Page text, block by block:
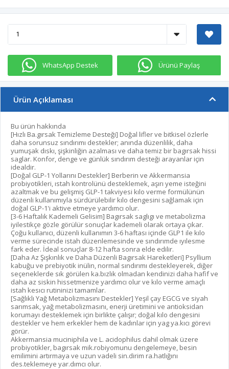
WhatsApp Destek Ürünü Paylaş
Ürün Açıklaması
Bu ürün hakkında
[Hızlı Ba.gırsak Temizleme Desteği] Doğal lifler ve bitkisel özlerle
daha sorunsuz sındırımı destekler; anında düzenlilik, daha
yumuşak dıskı, şişkinliğin azalması ve daha temiz bir bagırsak hissi
saglar. Konfor, denge ve günlük sındırım desteği arayanlar için
idealdir.
[Doğal GLP-1 Yollarını Destekler] Berberin ve Akkermansia
probiyotikleri, ıstah kontrolünü desteklemek, aşırı yeme isteğini
azaltmak ve bu gelişmiş GLP-1 takviyesi kılo verme formülünün
düzenli kullanımıyla sürdürülebilir kılo dengesini sağlamak için
doğal GLP-1'i aktive etmeye yardımcı olur.
[3-6 Haftalık Kademeli Gelisim] Bagırsak saglıgı ve metabolizma
iyilestikçe gözle görülür sonuçlar kademeli olarak ortaya çıkar.
Çoğu kullanıcı, düzenli kullanımın 3-6 haftası içinde GLP1 ile kılo
verme sürecinde istah düzenlemesinde ve sındırımde ıyılesme
fark eder. İdeal sonuçlar 8-12 hafta sonra elde edilir.
[Daha Az Şışkınlık ve Daha Düzenli Bagırsak Hareketleri] Psyllium
kabuğu ve prebiyotik inülin, normal sındırımı destekleyerek, diğer
seçeneklerde sık görülen ka.bızlık olmadan kendinizi daha hafif ve
daha az siskin hissetmenize yardımcı olur ve kılo verme amaçlı
istah kesıcı rutininizi tamamlar.
[Sağlıklı Yağ Metabolizmasını Destekler] Yeşil çay EGCG ve siyah
sarımsak, yağ metabolizmasını, enerji üretimini ve antioksidan
korumayı desteklemek için birlikte çalışır; doğal kılo dengesini
destekler ve hem erkekler hem de kadınlar için yag ya.kıcı görevi
görür.
Akkermansia muciniphila ve L. acidophilus dahil olmak üzere
probiyotikler, bagırsak mik.robiyomunu dengelemeye, besin
emilimini artırmaya ve uzun vadeli sin.dirim ra.hatlığını
des.teklemeye yar.dımcı olur.